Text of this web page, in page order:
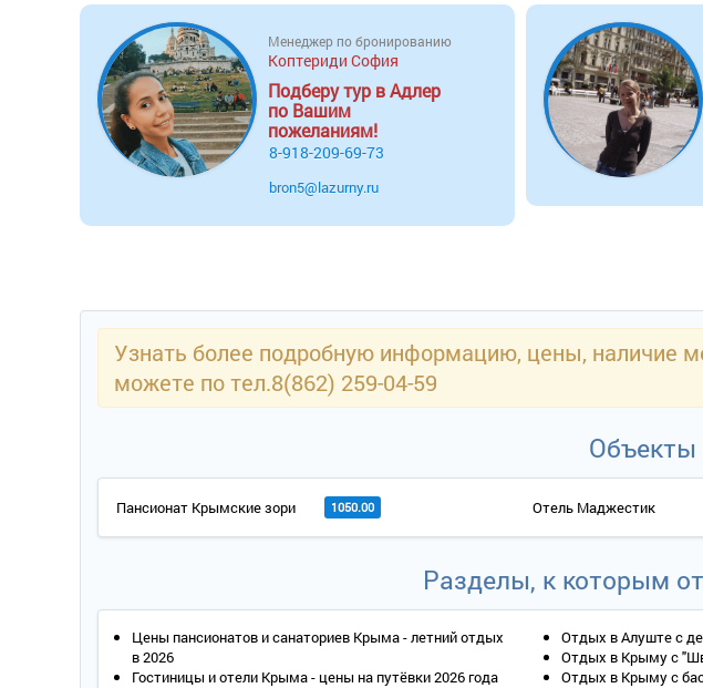
Менеджер по бронированию
Коптериди София
Подберу тур в Адлер
по Вашим
пожеланиям!
8-918-209-69-73
bron5@lazurny.ru
Узнать более подробную информацию, цены, наличие
можете по тел.8(862) 259-04-59
Объекты
Пансионат Крымские зори 1050.00 Отель Маджестик
Разделы, к которым
Цены пансионатов и санаториев Крыма - летний отдых
в 2026
Гостиницы и отели Крыма - цены на путёвки 2026 года
Отдых в Алуште с
Отдых в Крыму с
Отдых в Крыму с